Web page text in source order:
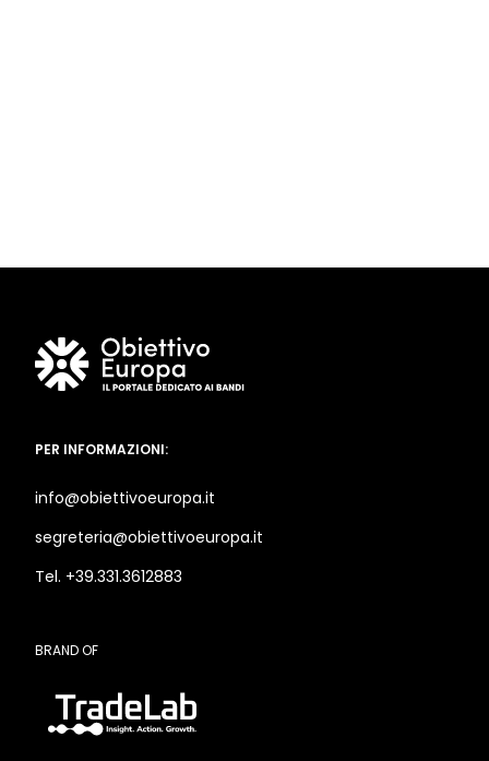
PER INFORMAZIONI:
info@obiettivoeuropa.it
segreteria@obiettivoeuropa.it
Tel. +39.331.3612883
BRAND OF